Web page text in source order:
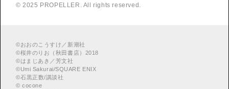
© 2025 PROPELLER. All rights reserved.
©おおのこうすけ／新潮社
©桜井のりお（秋田書店）2018
©はまじあき／芳文社
©Umi Sakurai/SQUARE ENIX
©︎石黒正数/講談社
© cocone